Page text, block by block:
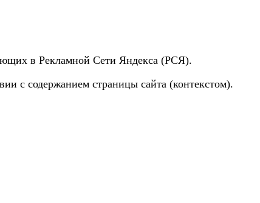
в Рекламной Сети Яндекса (РСЯ).
с содержанием страницы сайта (контекстом).